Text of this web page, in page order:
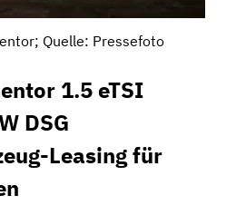
Quelle: Pressefoto
1.5 eTSI
DSG
Leasing für